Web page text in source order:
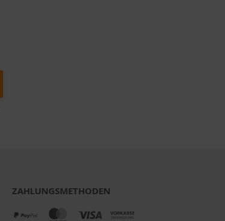
ZAHLUNGSMETHODEN